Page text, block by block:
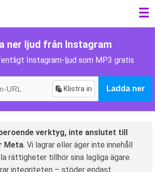
☰
ner ljud från Instagram
Instagram-ljud som MP3 gratis
Klistra in Ladda ner
verktyg, inte anslutet till
Meta. Vi lagrar eller äger inte innehåll
rättigheter tillhör sina lagliga ägare.
integriteten – stöder endast